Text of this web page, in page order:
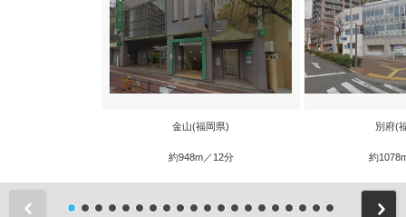
金山(福岡県)
約948m／12分
別府(
約